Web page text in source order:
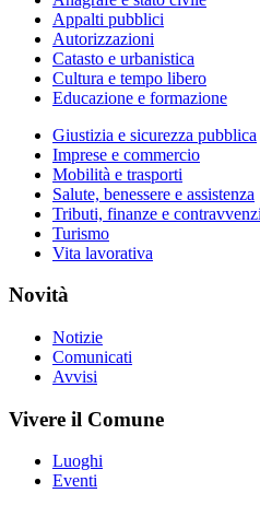
Appalti pubblici
Autorizzazioni
Catasto e urbanistica
Cultura e tempo libero
Educazione e formazione
Giustizia e sicurezza pubblica
Imprese e commercio
Mobilità e trasporti
Salute, benessere e assistenza
Tributi, finanze e
Turismo
Vita lavorativa
Novità
Notizie
Comunicati
Avvisi
Vivere il Comune
Luoghi
Eventi